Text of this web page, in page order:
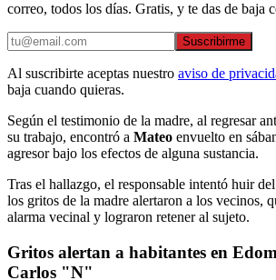
correo, todos los días. Gratis, y te das de baja
Suscribirme
Al suscribirte aceptas nuestro aviso de
baja cuando quieras.
Según el testimonio de la madre, al regresar
su trabajo, encontró a Mateo envuelto en
agresor bajo los efectos de alguna sustancia.
Tras el hallazgo, el responsable intentó huir
los gritos de la madre alertaron a los vecinos,
alarma vecinal y lograron retener al sujeto.
Gritos alertan a habitantes en
Carlos "N"